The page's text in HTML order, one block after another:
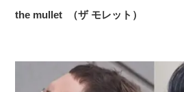
the mullet （ザ モレット）